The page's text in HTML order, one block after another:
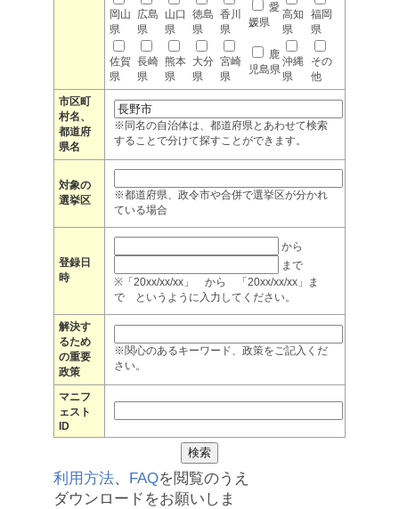
岡山
県
広島
県
山口
県
徳島
県
香川
県
愛
媛県
高知
県
福岡
県
佐賀
県
長崎
県
熊本
県
大分
県
宮崎
県
鹿
児島県
沖縄
県
その
他
市区町
村名、
都道府
県名
※同名の自治体は、都道府県とあわせて検索
することで分けて探すことができます。
対象の
選挙区
※都道府県、政令市や合併で選挙区が分かれ
ている場合
登録日
時
から
まで
※「20xx/xx/xx」 から 「20xx/xx/xx」ま
で というように入力してください。
解決す
るため
の重要
政策
※関心のあるキーワード、政策をご記入くだ
さい。
マニフ
ェスト
ID
利用方法、 FAQを閲覧のうえ
ダウンロードをお願いしま